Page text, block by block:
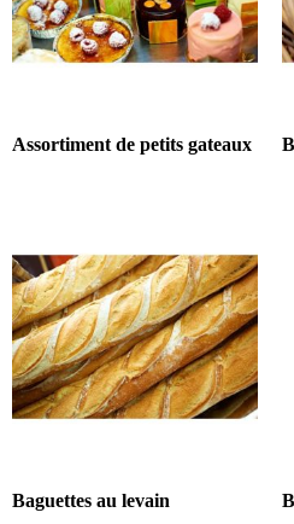
Assortiment de petits gateaux
Baguettes au levain